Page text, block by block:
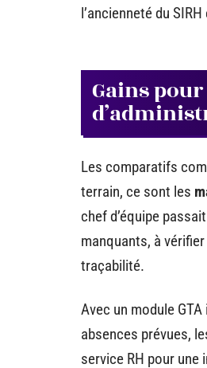
l’ancienneté du
Gains
Les comparatifs
terrain, ce sont les
chef d’équipe
manquants, à
traçabilité.
Avec un module
absences prévues,
service RH pour